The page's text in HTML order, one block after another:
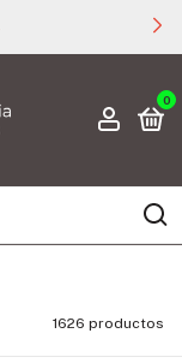
0
1626 productos